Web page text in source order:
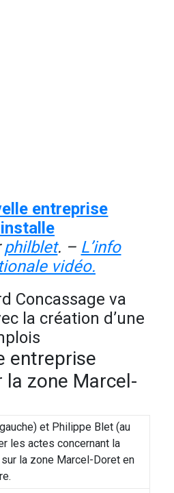
entreprise
philblet. – L’info
vidéo.
Concassage va
la création d’une
entreprise
la zone Marcel-